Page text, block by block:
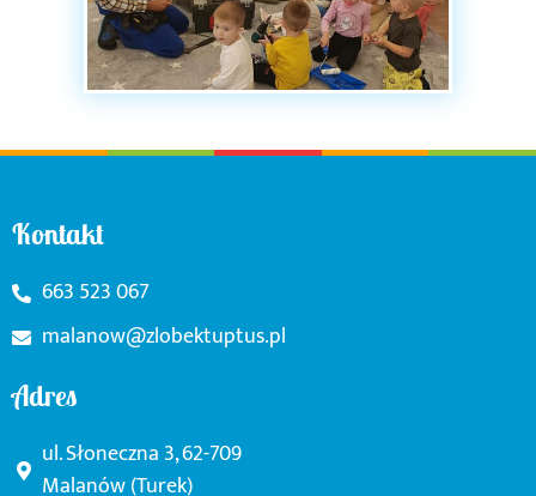
Kontakt
663 523 067
malanow@zlobektuptus.pl
Adres
ul. Słoneczna 3, 62-709
Malanów (Turek)